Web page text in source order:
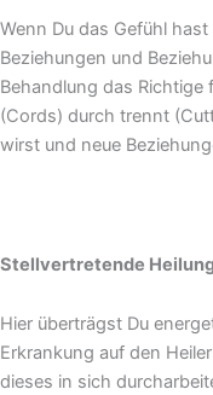
Wenn Du das Gefühl
Beziehungen und
Behandlung das Richtige
(Cords) durch trennt
wirst und neue
Stellvertretende
Hier überträgst Du
Erkrankung auf den
dieses in sich